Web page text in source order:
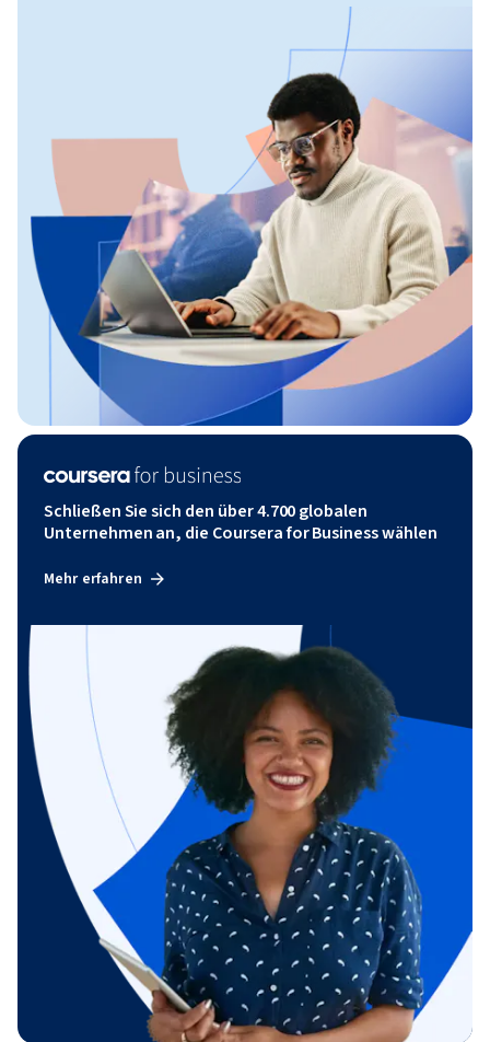
Schließen Sie sich den über 4.700 globalen
Unternehmen an, die Coursera for Business wählen
Mehr erfahren